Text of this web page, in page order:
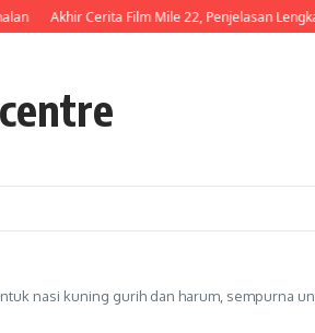
Cerita Film Mile 22, Penjelasan Lengkap Nasib Li
nasi kuning gurih dan harum, sempurna